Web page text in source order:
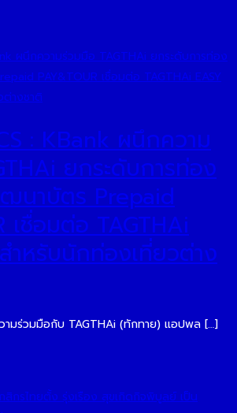
: KBank ผนึกความ
ยกระดับการท่อง
นาบัตร Prepaid
เชื่อมต่อ TAGTHAi
ำหรับนักท่องเที่ยว​ต่าง
ามร่วมมือกับ TAGTHAi (ทักทาย) แอปพล […]